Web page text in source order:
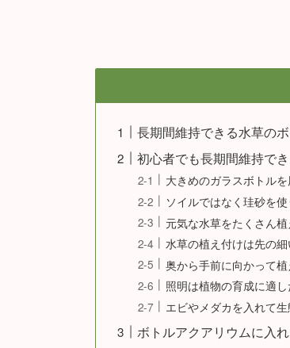
長期間維持できる水草の
初心者でも長期間維持で
大きめのガラスボトル
ソイルではなく珪砂を使
元気な水草をたくさん植
水草の植え付けは先の
奥から手前に向かって植
照明は植物の育成に適
エビやメダカを入れて
ボトルアクアリウムに入